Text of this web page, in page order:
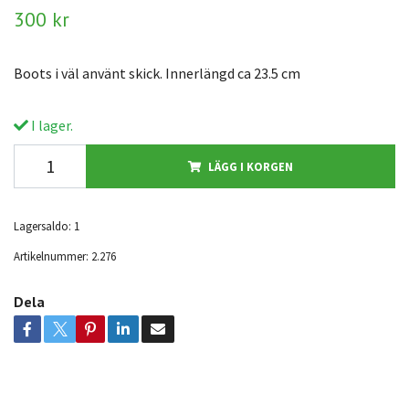
300 kr
Boots i väl använt skick. Innerlängd ca 23.5 cm
I lager.
LÄGG I KORGEN
Lagersaldo: 1
Artikelnummer: 2.276
Dela